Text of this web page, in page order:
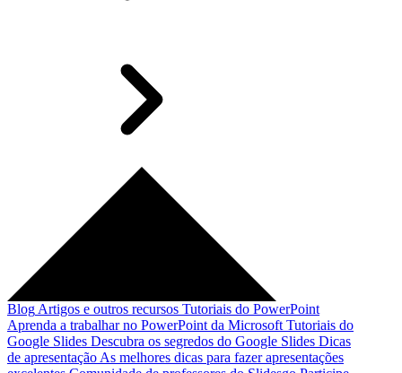
Blog Artigos e outros recursos Tutoriais do PowerPoint
Aprenda a trabalhar no PowerPoint da Microsoft Tutoriais do
Google Slides Descubra os segredos do Google Slides Dicas
de apresentação As melhores dicas para fazer apresentações